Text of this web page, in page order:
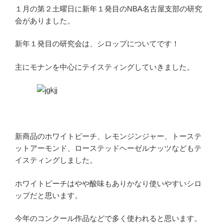
１月の第２土曜日に新年１発目のNBA名古屋支部の研究
会がありました。
新年１発目の研究会は、シロップについてです！
主にモナンを中心にテイスティングしていきました。
新商品のホワイトピーチ、レモンジンジャー、トーステ
ットアーモンド、ローステッドヘーゼルナッツなどもテ
イスティングしました。
ホワイトピーチはやや酸味もありかなり使いやすいシロ
ップだと思います。
今年のコンクール作品などで多く使われると思います。